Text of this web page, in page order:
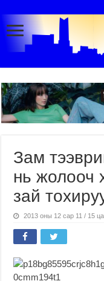
Зам
нь жолооч
зай
2013 оны 12 сар 11 / 15